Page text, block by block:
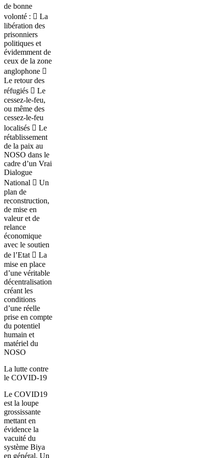
de bonne
volonté :  La
libération des
prisonniers
politiques et
évidemment de
ceux de la zone
anglophone 
Le retour des
réfugiés  Le
cessez-le-feu,
ou même des
cessez-le-feu
localisés  Le
rétablissement
de la paix au
NOSO dans le
cadre d’un Vrai
Dialogue
National  Un
plan de
reconstruction,
de mise en
valeur et de
relance
économique
avec le soutien
de l’Etat  La
mise en place
d’une véritable
décentralisation
créant les
conditions
d’une réelle
prise en compte
du potentiel
humain et
matériel du
NOSO
La lutte contre
le COVID-19
Le COVID19
est la loupe
grossissante
mettant en
évidence la
vacuité du
système Biya
en général. Un